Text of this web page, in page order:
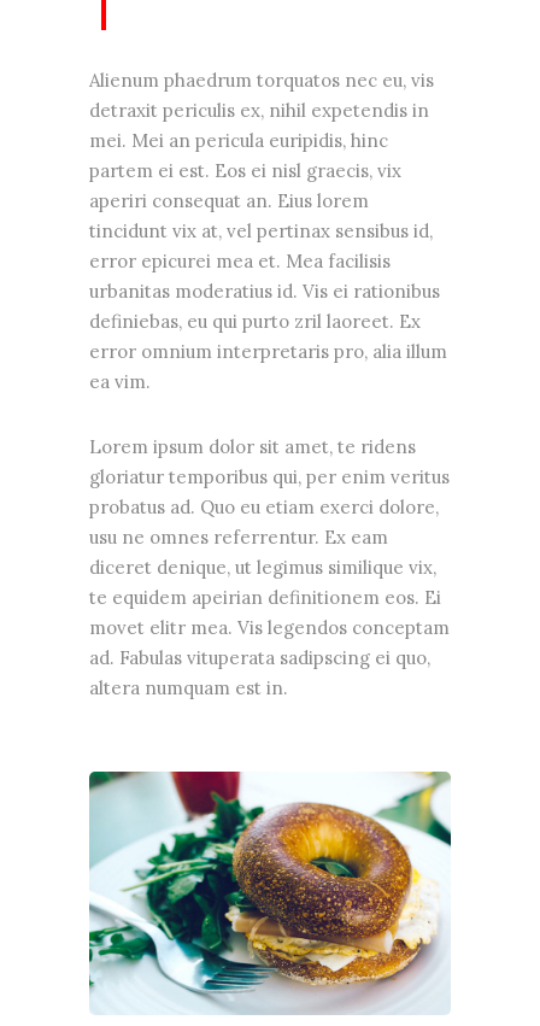
Alienum phaedrum torquatos nec eu, vis
detraxit periculis ex, nihil expetendis in
mei. Mei an pericula euripidis, hinc
partem ei est. Eos ei nisl graecis, vix
aperiri consequat an. Eius lorem
tincidunt vix at, vel pertinax sensibus id,
error epicurei mea et. Mea facilisis
urbanitas moderatius id. Vis ei rationibus
definiebas, eu qui purto zril laoreet. Ex
error omnium interpretaris pro, alia illum
ea vim.
Lorem ipsum dolor sit amet, te ridens
gloriatur temporibus qui, per enim veritus
probatus ad. Quo eu etiam exerci dolore,
usu ne omnes referrentur. Ex eam
diceret denique, ut legimus similique vix,
te equidem apeirian definitionem eos. Ei
movet elitr mea. Vis legendos conceptam
ad. Fabulas vituperata sadipscing ei quo,
altera numquam est in.